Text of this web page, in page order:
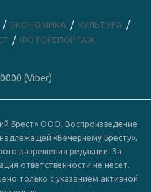
ЭКОНОМИКА
КУЛЬТУРА
ФОТОРЕПОРТАЖ
(Viber)
Брест» ООО. Воспроизведение
«Вечернему Бресту»,
разрешения редакции. За
ответственности не несет.
только с указанием активной